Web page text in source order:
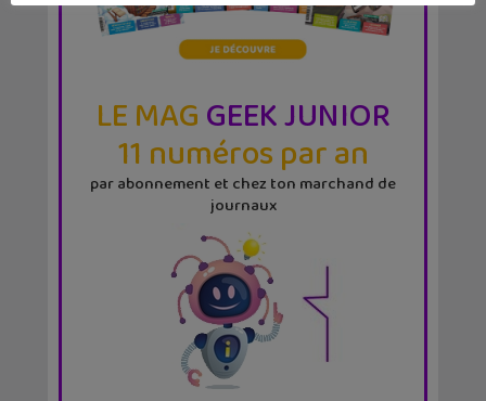
LE MAGGEEK JUNIOR
11 numéros par an
par abonnement et chez ton marchand de
journaux